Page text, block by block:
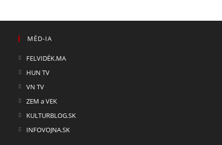
MÉD-IA
FELVIDÉK.MA
HUN TV
VN TV
ZEM a VEK
KULTURBLOG.SK
INFOVOJNA.SK